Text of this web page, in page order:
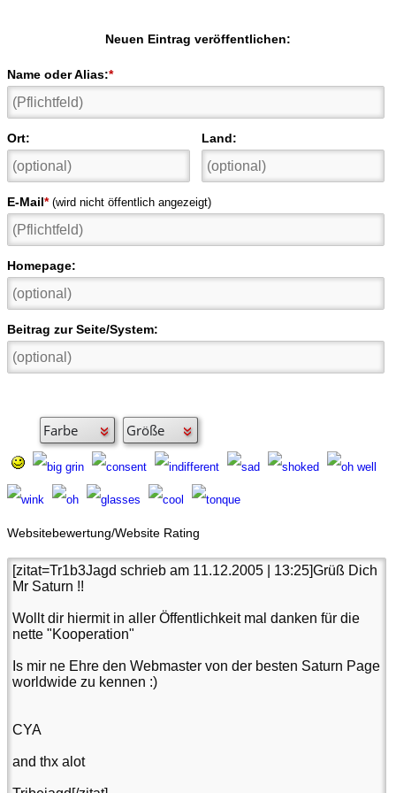
Neuen Eintrag veröffentlichen:
Name oder Alias:*
Ort: Land:
E-Mail* (wird nicht öffentlich angezeigt)
Homepage:
Beitrag zur Seite/System:
Websitebewertung/Website Rating